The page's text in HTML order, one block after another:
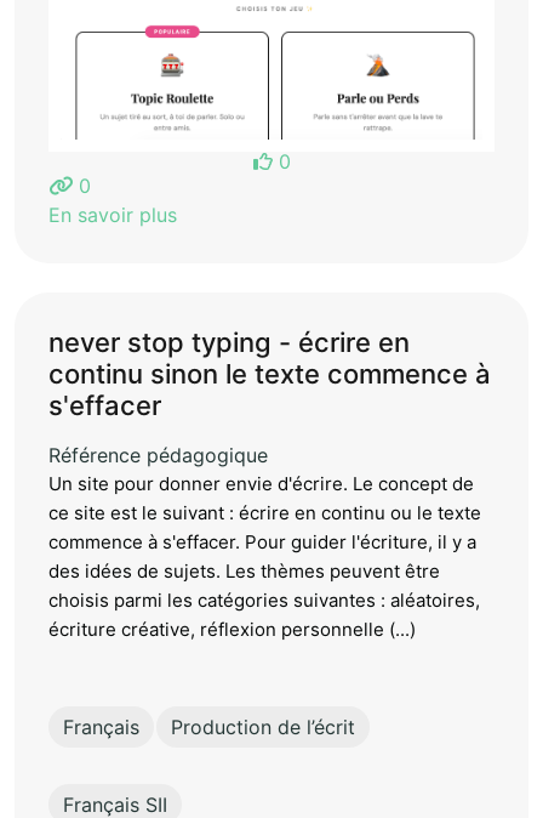
0
0
En savoir plus
never stop typing - écrire en
continu sinon le texte commence à
s'effacer
Référence pédagogique
Un site pour donner envie d'écrire. Le concept de
ce site est le suivant : écrire en continu ou le texte
commence à s'effacer. Pour guider l'écriture, il y a
des idées de sujets. Les thèmes peuvent être
choisis parmi les catégories suivantes : aléatoires,
écriture créative, réflexion personnelle (...)
Français Production de l’écrit
Français SII